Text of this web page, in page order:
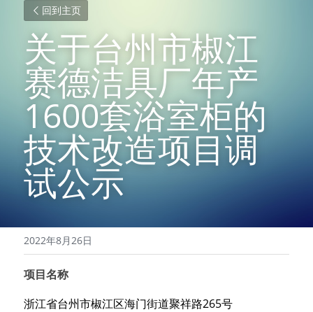
回到主页
关于台州市椒江
赛德洁具厂年产
1600套浴室柜的
技术改造项目调
试公示
2022年8月26日
项目名称
浙江省台州市椒江区海门街道聚祥路265号